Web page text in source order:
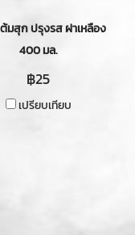
มสุก ปรุงรส ฝาเหลือง
400 มล.
฿25
เปรียบเทียบ